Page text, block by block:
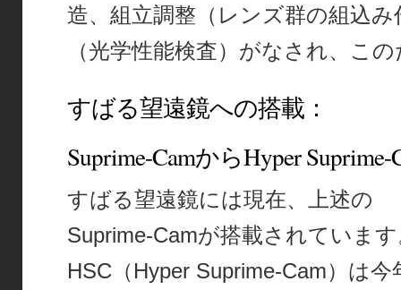
造、組立調整（レンズ群の組込み
（光学性能検査）がなされ、こ
すばる望遠鏡への搭載：
Suprime-CamからHyper Suprime-
すばる望遠鏡には現在、上述の
Suprime-Camが搭載されていま
HSC（Hyper Suprime-Cam）は今